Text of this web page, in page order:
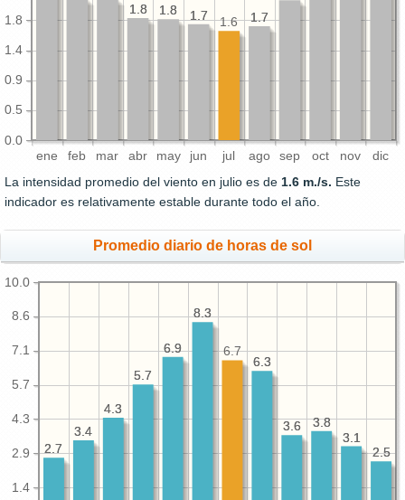
ene feb mar abr may jun jul ago sep oct nov dic
0.0
0.5
0.9
1.4
1.8
1.7
1.7
1.8
1.8
1.7
1.6
1.7
1.8
1.8
La intensidad promedio del viento en julio es de 1.6 m./s. Este
indicador es relativamente estable durante todo el año.
Promedio diario de horas de sol
1.4
2.9
4.3
5.7
7.1
8.6
10.0
2.5
3.1
3.8
3.6
6.3
8.3
6.9
5.7
4.3
3.4
2.7
2.5
3.1
3.8
3.6
6.3
6.7
8.3
6.9
5.7
4.3
3.4
2.7